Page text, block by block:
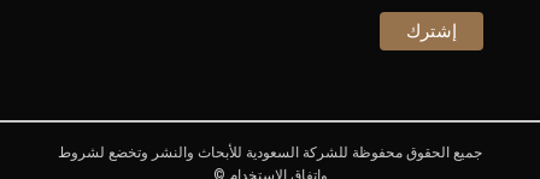
جميع الحقوق محفوظة للشركة السعودية للأبحاث والنشر وتخضع لشروط